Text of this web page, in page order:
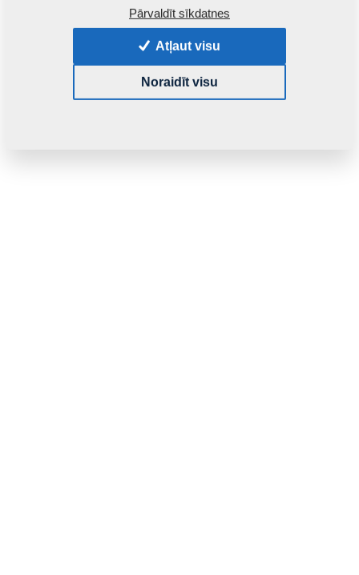
Izstrādājuma kods: VZ00014132
Oriģinālais kataloga numurs: 4009332
Šo detaļu ir iespējams izmantot arī šādām iekārtām:
Pārvaldīt sīkdatnes
Atļaut visu
Noraidīt visu